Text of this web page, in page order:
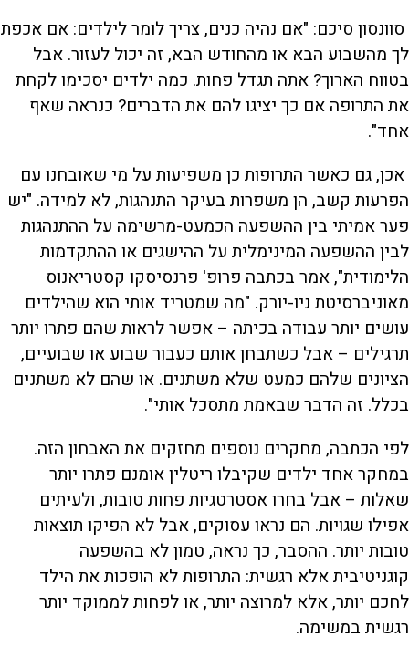
סוונסון סיכם: "אם נהיה כנים, צריך לומר לילדים: אם אכפת
לך מהשבוע הבא או מהחודש הבא, זה יכול לעזור. אבל
בטווח הארוך? אתה תגדל פחות. כמה ילדים יסכימו לקחת
את התרופה אם כך יציגו להם את הדברים? כנראה שאף
אחד".
אכן, גם כאשר התרופות כן משפיעות על מי שאובחנו עם
הפרעות קשב, הן משפרות בעיקר התנהגות, לא למידה. "יש
פער אמיתי בין ההשפעה הכמעט-מרשימה על ההתנהגות
לבין ההשפעה המינימלית על ההישגים או ההתקדמות
הלימודית", אמר בכתבה פרופ' פרנסיסקו קסטריאנוס
מאוניברסיטת ניו-יורק. "מה שמטריד אותי הוא שהילדים
עושים יותר עבודה בכיתה – אפשר לראות שהם פתרו יותר
תרגילים – אבל כשתבחן אותם כעבור שבוע או שבועיים,
הציונים שלהם כמעט שלא משתנים. או שהם לא משתנים
בכלל. זה הדבר שבאמת מתסכל אותי".
לפי הכתבה, מחקרים נוספים מחזקים את האבחון הזה.
במחקר אחד ילדים שקיבלו ריטלין אומנם פתרו יותר
שאלות – אבל בחרו אסטרטגיות פחות טובות, ולעיתים
אפילו שגויות. הם נראו עסוקים, אבל לא הפיקו תוצאות
טובות יותר. ההסבר, כך נראה, טמון לא בהשפעה
קוגניטיבית אלא רגשית: התרופות לא הופכות את הילד
לחכם יותר, אלא למרוצה יותר, או לפחות לממוקד יותר
רגשית במשימה.